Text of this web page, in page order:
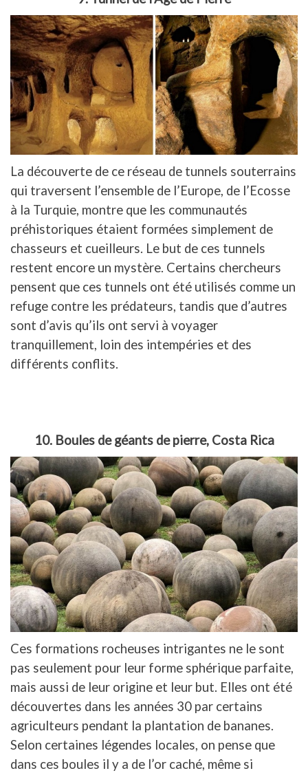
La découverte de ce réseau de tunnels souterrains
qui traversent l’ensemble de l’Europe, de l’Ecosse
à la Turquie, montre que les communautés
préhistoriques étaient formées simplement de
chasseurs et cueilleurs. Le but de ces tunnels
restent encore un mystère. Certains chercheurs
pensent que ces tunnels ont été utilisés comme un
refuge contre les prédateurs, tandis que d’autres
sont d’avis qu’ils ont servi à voyager
tranquillement, loin des intempéries et des
différents conflits.
10. Boules de géants de pierre, Costa Rica
Ces formations rocheuses intrigantes ne le sont
pas seulement pour leur forme sphérique parfaite,
mais aussi de leur origine et leur but. Elles ont été
découvertes dans les années 30 par certains
agriculteurs pendant la plantation de bananes.
Selon certaines légendes locales, on pense que
dans ces boules il y a de l’or caché, même si